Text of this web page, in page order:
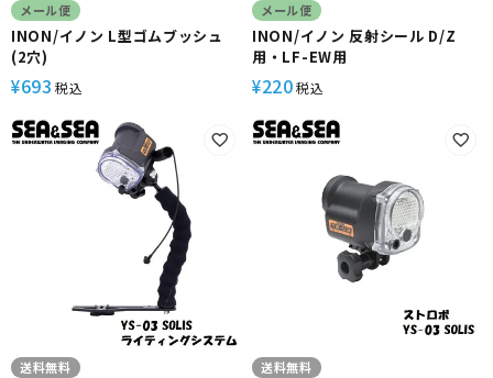
メール便
INON/イノン L型ゴムブッシュ
(2穴)
¥693 税込
メール便
INON/イノン 反射シール D/Z
用・LF-EW用
¥220税込
送料無料 送料無料